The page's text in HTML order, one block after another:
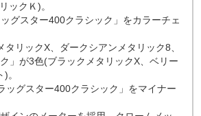
ックＫ)。
グスター400クラシック」をカラーチェ
リックX、ダークシアンメタリック8、
」が3色(ブラックメタリックX、ベリー
。
ッグスター400クラシック」をマイナー